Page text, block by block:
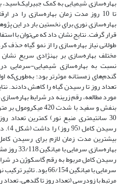
بهاره‌سازی شیمیایی به کمک
تا 10 روز مدت زمان بهاره‌سازی را
بهاره‌سازی نوری برای نخستین بار در این
قرار گرفت. نتایج نشان داد که می‌توان با
طولانی نیاز بهاره‌سازی را از نمو گیاه
مختلف بهاره‌سازی بر بهنژادی سریع
نسبت به بهاره‌سازی شیمیایی-
تعداد روز تا رسیدن گیاه را کاهش دادند.
مورد مطالعه، رقم زرینه در شرایط
بنفش و سفید با شدت 420
رسیدن
بیشترین مدت زمان لازم برای رسیدن
بهاره‌سازی
رسیدن کامل مربوط به رقم گاسکوژن در
سرمایی با میانگین 66/154
مرتبط با زودرسی (تعداد روز تا گلدهی،